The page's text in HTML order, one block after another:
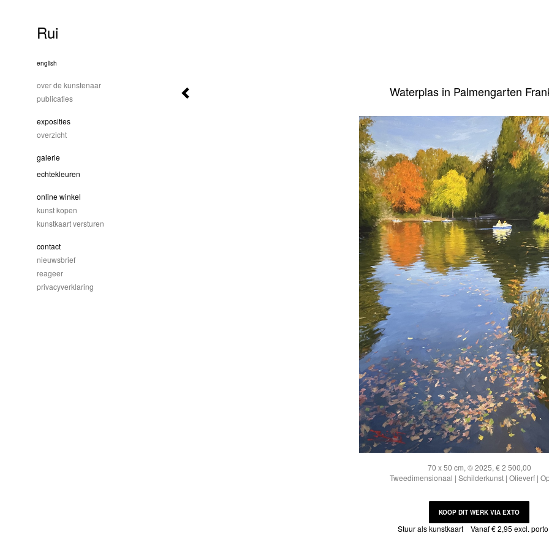
Waterplas in Palmengarten
70 x 50 cm, © 2025, € 2 500,00
Tweedimensionaal | Schilderkunst | Olieverf |
KOOP DIT WERK VIA EXTO
Stuur als kunstkaart Vanaf € 2,95 excl. porto
Rui
english
over de kunstenaar
publicaties
exposities
overzicht
galerie
echtekleuren
online winkel
kunst kopen
kunstkaart versturen
contact
nieuwsbrief
reageer
privacyverklaring